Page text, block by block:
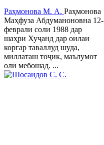
Раҳмонова М. А. Раҳмонова
Маҳфуза Абдуманоновна 12-
феврали соли 1988 дар
шаҳри Хуҷанд дар оилаи
коргар таваллуд шуда,
миллаташ тоҷик, маълумот
олӣ мебошад. ...